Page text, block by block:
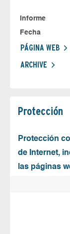
Informe
Fecha
PÁGINA WEB
ARCHIVE
Protección
Protección
de Internet,
las páginas